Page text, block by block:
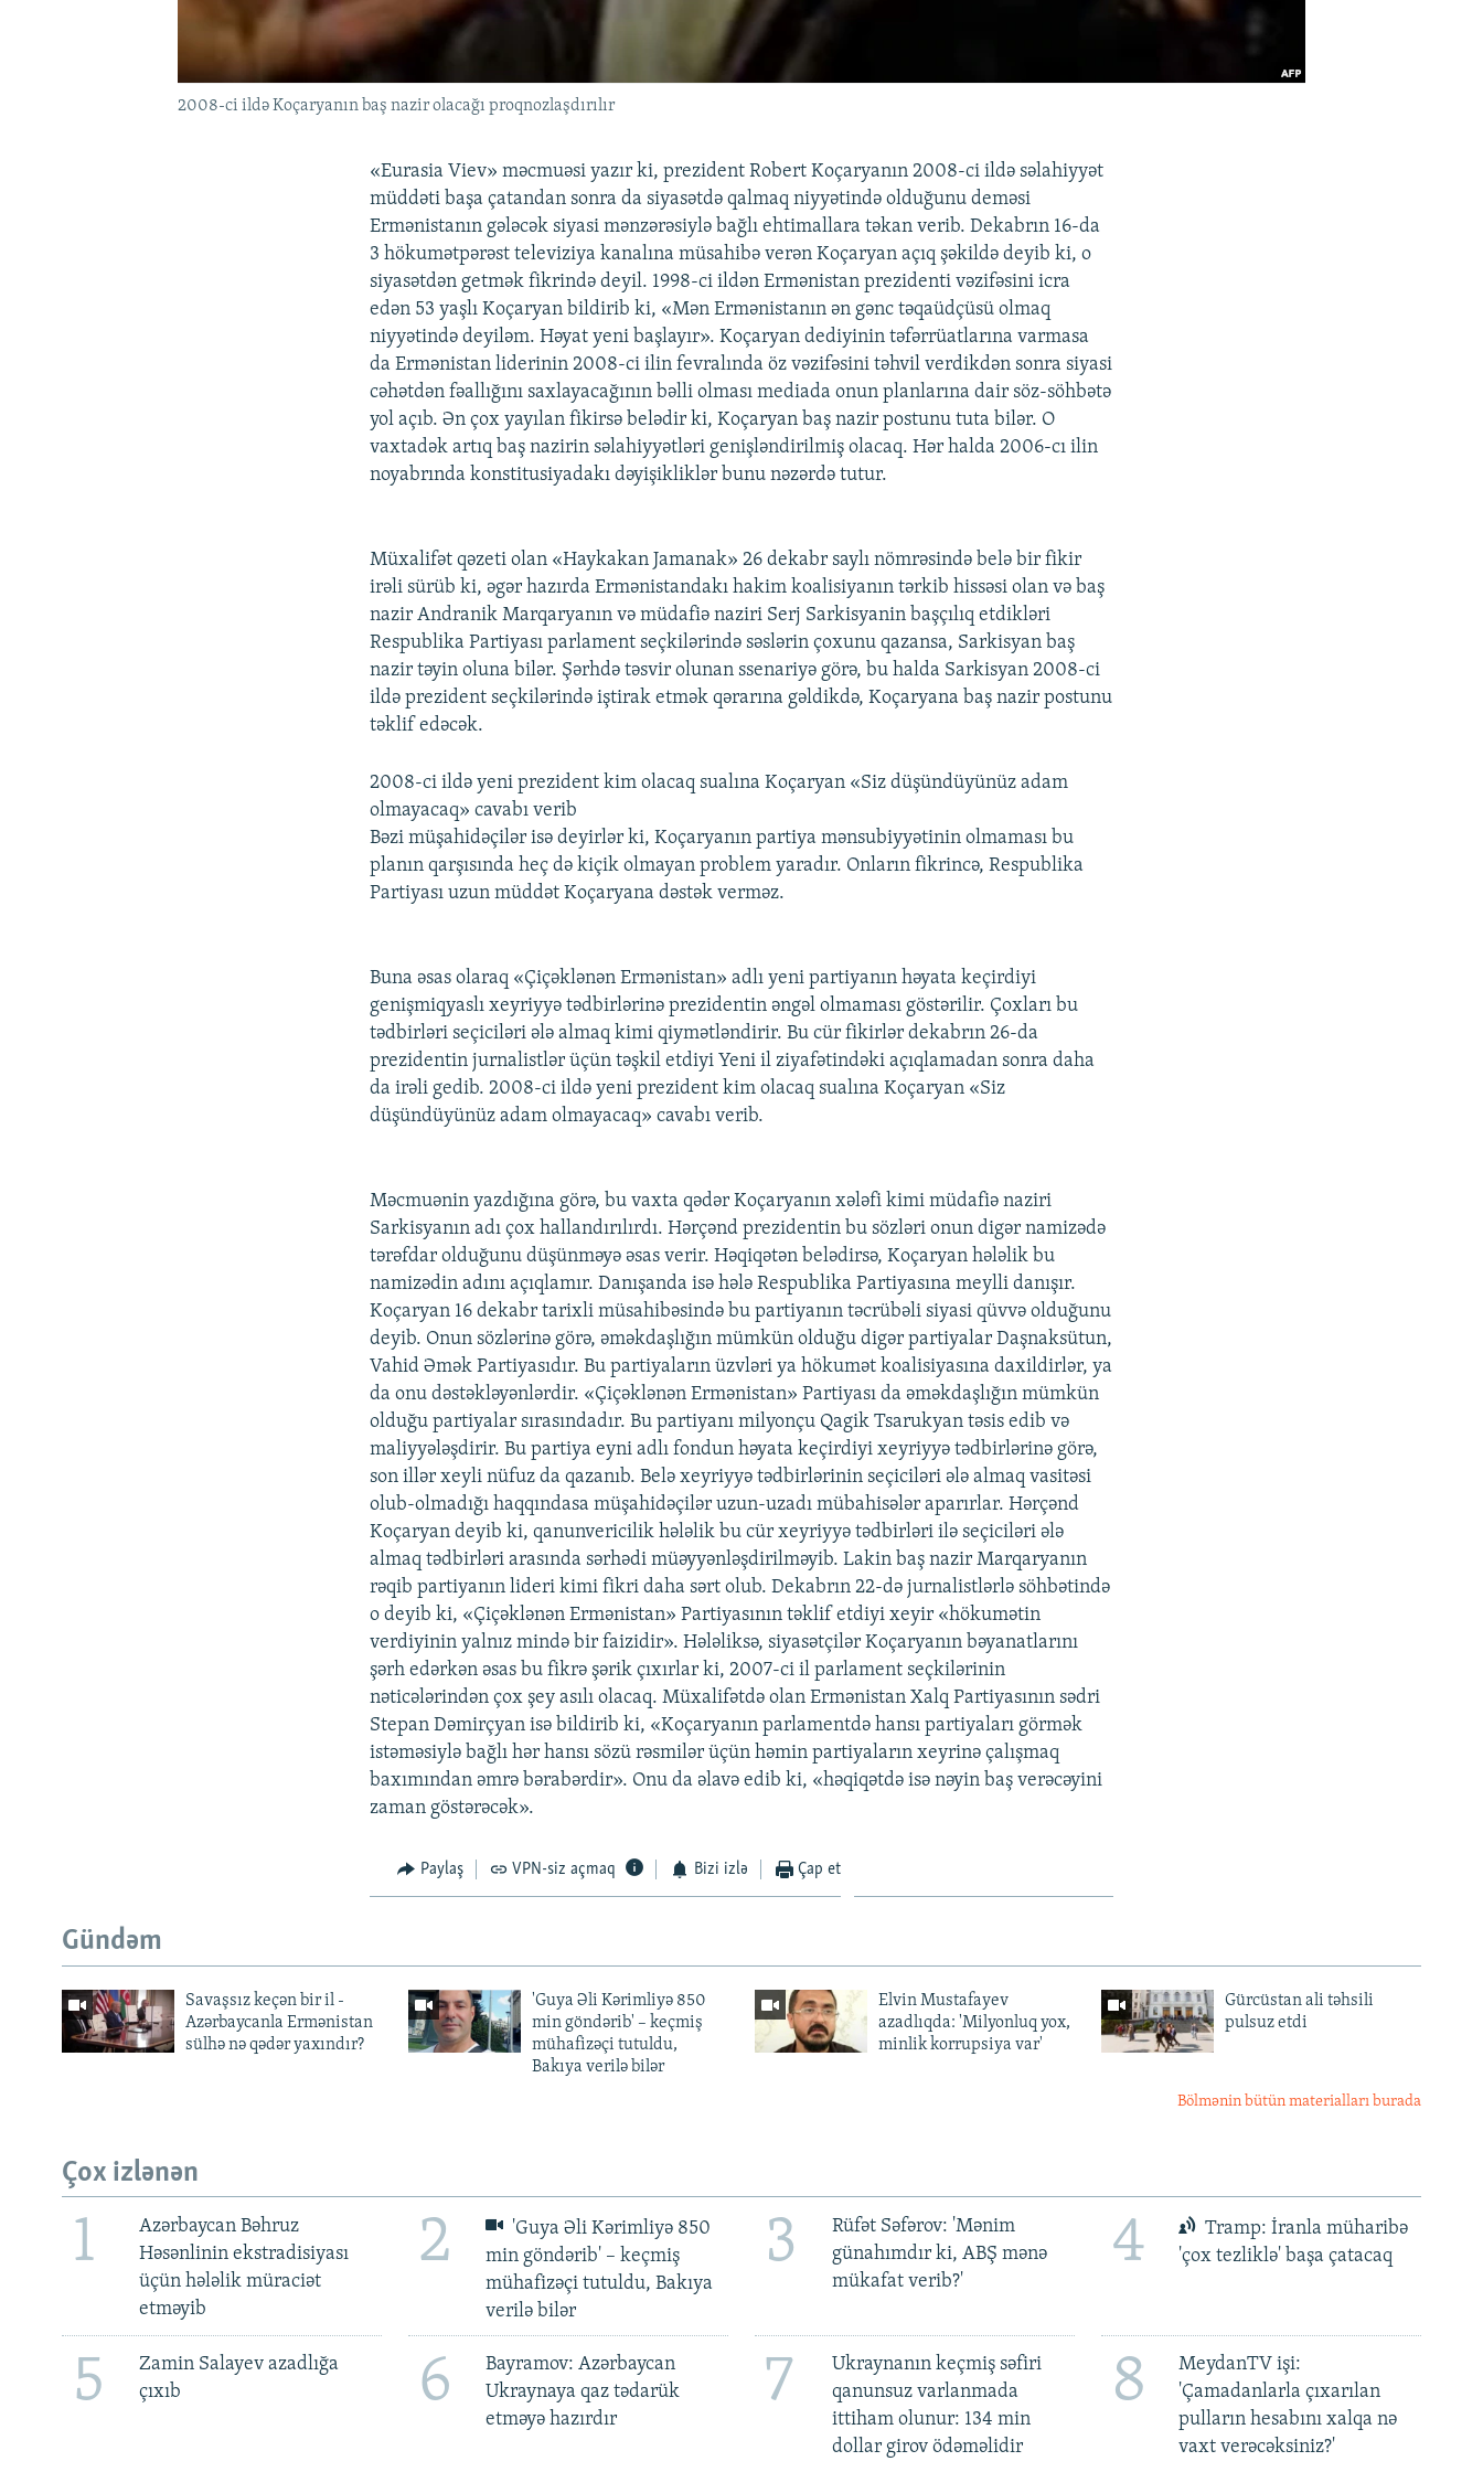
2008-ci ildə Koçaryanın baş nazir olacağı proqnozlaşdırılır
«Eurasia Viev» məcmuəsi yazır ki, prezident Robert Koçaryanın 2008-ci ildə səlahiyyət
müddəti başa çatandan sonra da siyasətdə qalmaq niyyətində olduğunu deməsi
Ermənistanın gələcək siyasi mənzərəsiylə bağlı ehtimallara təkan verib. Dekabrın 16-da
3 hökumətpərəst televiziya kanalına müsahibə verən Koçaryan açıq şəkildə deyib ki, o
siyasətdən getmək fikrində deyil. 1998-ci ildən Ermənistan prezidenti vəzifəsini icra
edən 53 yaşlı Koçaryan bildirib ki, «Mən Ermənistanın ən gənc təqaüdçüsü olmaq
niyyətində deyiləm. Həyat yeni başlayır». Koçaryan dediyinin təfərrüatlarına varmasa
da Ermənistan liderinin 2008-ci ilin fevralında öz vəzifəsini təhvil verdikdən sonra siyasi
cəhətdən fəallığını saxlayacağının bəlli olması mediada onun planlarına dair söz-söhbətə
yol açıb. Ən çox yayılan fikirsə belədir ki, Koçaryan baş nazir postunu tuta bilər. O
vaxtadək artıq baş nazirin səlahiyyətləri genişləndirilmiş olacaq. Hər halda 2006-cı ilin
noyabrında konstitusiyadakı dəyişikliklər bunu nəzərdə tutur.
Müxalifət qəzeti olan «Haykakan Jamanak» 26 dekabr saylı nömrəsində belə bir fikir
irəli sürüb ki, əgər hazırda Ermənistandakı hakim koalisiyanın tərkib hissəsi olan və baş
nazir Andranik Marqaryanın və müdafiə naziri Serj Sarkisyanin başçılıq etdikləri
Respublika Partiyası parlament seçkilərində səslərin çoxunu qazansa, Sarkisyan baş
nazir təyin oluna bilər. Şərhdə təsvir olunan ssenariyə görə, bu halda Sarkisyan 2008-ci
ildə prezident seçkilərində iştirak etmək qərarına gəldikdə, Koçaryana baş nazir postunu
təklif edəcək.
2008-ci ildə yeni prezident kim olacaq sualına Koçaryan «Siz düşündüyünüz adam
olmayacaq» cavabı verib
Bəzi müşahidəçilər isə deyirlər ki, Koçaryanın partiya mənsubiyyətinin olmaması bu
planın qarşısında heç də kiçik olmayan problem yaradır. Onların fikrincə, Respublika
Partiyası uzun müddət Koçaryana dəstək verməz.
Buna əsas olaraq «Çiçəklənən Ermənistan» adlı yeni partiyanın həyata keçirdiyi
genişmiqyaslı xeyriyyə tədbirlərinə prezidentin əngəl olmaması göstərilir. Çoxları bu
tədbirləri seçiciləri ələ almaq kimi qiymətləndirir. Bu cür fikirlər dekabrın 26-da
prezidentin jurnalistlər üçün təşkil etdiyi Yeni il ziyafətindəki açıqlamadan sonra daha
da irəli gedib. 2008-ci ildə yeni prezident kim olacaq sualına Koçaryan «Siz
düşündüyünüz adam olmayacaq» cavabı verib.
Məcmuənin yazdığına görə, bu vaxta qədər Koçaryanın xələfi kimi müdafiə naziri
Sarkisyanın adı çox hallandırılırdı. Hərçənd prezidentin bu sözləri onun digər namizədə
tərəfdar olduğunu düşünməyə əsas verir. Həqiqətən belədirsə, Koçaryan hələlik bu
namizədin adını açıqlamır. Danışanda isə hələ Respublika Partiyasına meylli danışır.
Koçaryan 16 dekabr tarixli müsahibəsində bu partiyanın təcrübəli siyasi qüvvə olduğunu
deyib. Onun sözlərinə görə, əməkdaşlığın mümkün olduğu digər partiyalar Daşnaksütun,
Vahid Əmək Partiyasıdır. Bu partiyaların üzvləri ya hökumət koalisiyasına daxildirlər, ya
da onu dəstəkləyənlərdir. «Çiçəklənən Ermənistan» Partiyası da əməkdaşlığın mümkün
olduğu partiyalar sırasındadır. Bu partiyanı milyonçu Qagik Tsarukyan təsis edib və
maliyyələşdirir. Bu partiya eyni adlı fondun həyata keçirdiyi xeyriyyə tədbirlərinə görə,
son illər xeyli nüfuz da qazanıb. Belə xeyriyyə tədbirlərinin seçiciləri ələ almaq vasitəsi
olub-olmadığı haqqındasa müşahidəçilər uzun-uzadı mübahisələr aparırlar. Hərçənd
Koçaryan deyib ki, qanunvericilik hələlik bu cür xeyriyyə tədbirləri ilə seçiciləri ələ
almaq tədbirləri arasında sərhədi müəyyənləşdirilməyib. Lakin baş nazir Marqaryanın
rəqib partiyanın lideri kimi fikri daha sərt olub. Dekabrın 22-də jurnalistlərlə söhbətində
o deyib ki, «Çiçəklənən Ermənistan» Partiyasının təklif etdiyi xeyir «hökumətin
verdiyinin yalnız mində bir faizidir». Hələliksə, siyasətçilər Koçaryanın bəyanatlarını
şərh edərkən əsas bu fikrə şərik çıxırlar ki, 2007-ci il parlament seçkilərinin
nəticələrindən çox şey asılı olacaq. Müxalifətdə olan Ermənistan Xalq Partiyasının sədri
Stepan Dəmirçyan isə bildirib ki, «Koçaryanın parlamentdə hansı partiyaları görmək
istəməsiylə bağlı hər hansı sözü rəsmilər üçün həmin partiyaların xeyrinə çalışmaq
baxımından əmrə bərabərdir». Onu da əlavə edib ki, «həqiqətdə isə nəyin baş verəcəyini
zaman göstərəcək».
Paylaş VPN-siz açmaq Bizi izlə Çap et
Gündəm
Savaşsız keçən bir il -
Azərbaycanla Ermənistan
sülhə nə qədər yaxındır?
'Guya Əli Kərimliyə 850
min göndərib' – keçmiş
mühafizəçi tutuldu,
Bakıya verilə bilər
Elvin Mustafayev
azadlıqda: 'Milyonluq yox,
minlik korrupsiya var'
Gürcüstan ali təhsili
pulsuz etdi
Bölmənin bütün materialları burada
Çox izlənən
1
Azərbaycan Bəhruz
Həsənlinin ekstradisiyası
üçün hələlik müraciət
etməyib
2
'Guya Əli Kərimliyə 850
min göndərib' – keçmiş
mühafizəçi tutuldu, Bakıya
verilə bilər
3
Rüfət Səfərov: 'Mənim
günahımdır ki, ABŞ mənə
mükafat verib?'
4
Tramp: İranla müharibə
'çox tezliklə' başa çatacaq
5
Zamin Salayev azadlığa
çıxıb
6
Bayramov: Azərbaycan
Ukraynaya qaz tədarük
etməyə hazırdır
7
Ukraynanın keçmiş səfiri
qanunsuz varlanmada
ittiham olunur: 134 min
dollar girov ödəməlidir
8
MeydanTV işi:
'Çamadanlarla çıxarılan
pulların hesabını xalqa nə
vaxt verəcəksiniz?'